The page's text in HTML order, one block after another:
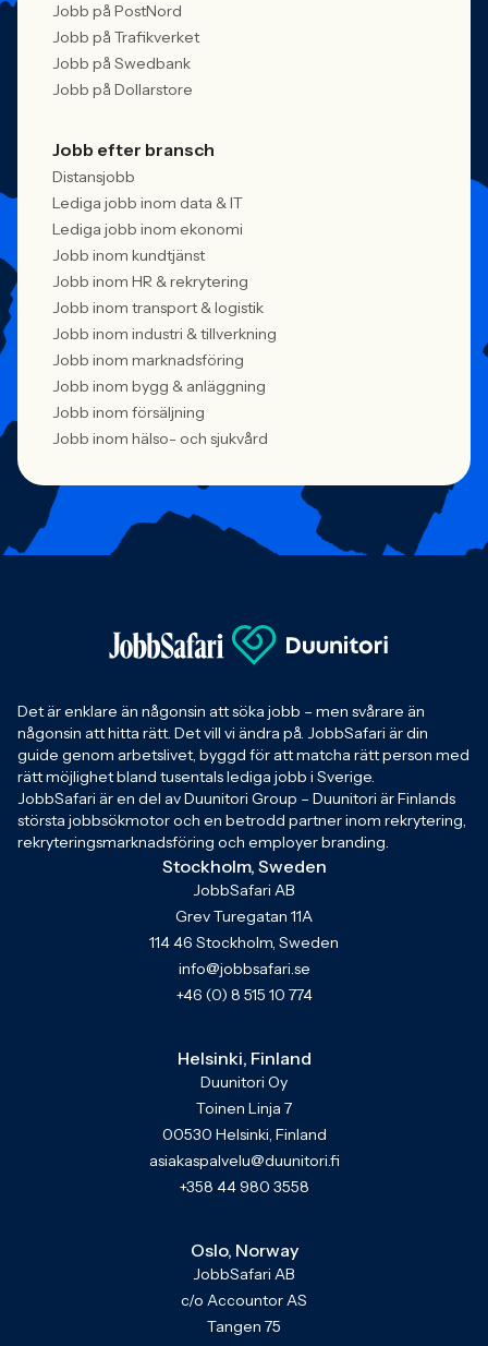
Jobb på PostNord
Jobb på Trafikverket
Jobb på Swedbank
Jobb på Dollarstore
Jobb efter bransch
Distansjobb
Lediga jobb inom data & IT
Lediga jobb inom ekonomi
Jobb inom kundtjänst
Jobb inom HR & rekrytering
Jobb inom transport & logistik
Jobb inom industri & tillverkning
Jobb inom marknadsföring
Jobb inom bygg & anläggning
Jobb inom försäljning
Jobb inom hälso- och sjukvård
Det är enklare än någonsin att söka jobb – men svårare än
någonsin att hitta rätt. Det vill vi ändra på. JobbSafari är din
guide genom arbetslivet, byggd för att matcha rätt person med
rätt möjlighet bland tusentals lediga jobb i Sverige.
JobbSafari är en del av Duunitori Group – Duunitori är Finlands
största jobbsökmotor och en betrodd partner inom rekrytering,
rekryteringsmarknadsföring och employer branding.
Stockholm, Sweden
JobbSafari AB
Grev Turegatan 11A
114 46 Stockholm, Sweden
info@jobbsafari.se
+46 (0) 8 515 10 774
Helsinki, Finland
Duunitori Oy
Toinen Linja 7
00530 Helsinki, Finland
asiakaspalvelu@duunitori.fi
+358 44 980 3558
Oslo, Norway
JobbSafari AB
c/o Accountor AS
Tangen 75